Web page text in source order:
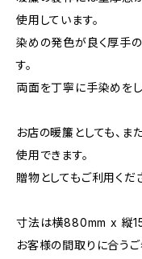
使用しています。
染めの発色が良く厚手
す。
両面を丁寧に手染めをし
お店の暖簾としても、ま
使用できます。
贈物としてもご利用くだ
寸法は横880mm x 縦
お客様の間取りに合う